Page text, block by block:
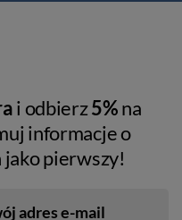
i odbierz5%na
informacje o
jako pierwszy!
adres e-mail